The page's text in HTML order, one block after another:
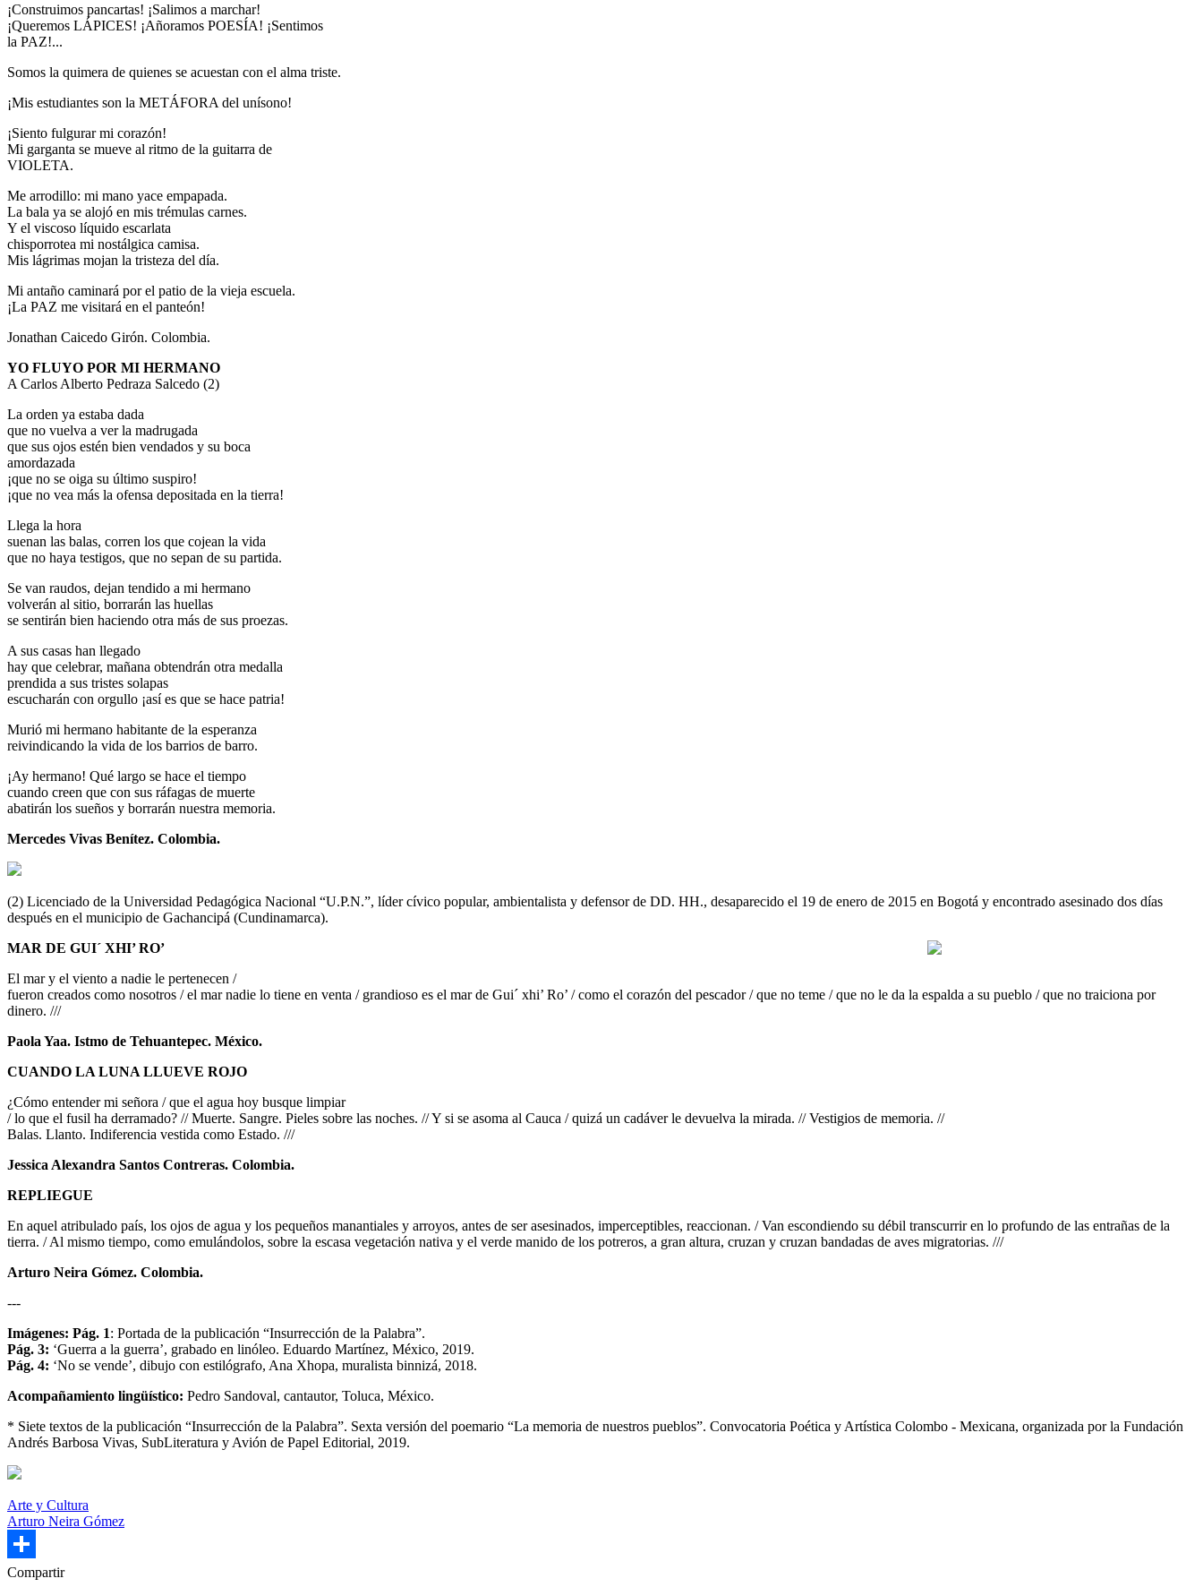
¡Construimos pancartas! ¡Salimos a marchar!
¡Queremos LÁPICES! ¡Añoramos POESÍA! ¡Sentimos
la PAZ!...
Somos la quimera de quienes se acuestan con el alma triste.
¡Mis estudiantes son la METÁFORA del unísono!
¡Siento fulgurar mi corazón!
Mi garganta se mueve al ritmo de la guitarra de
VIOLETA.
Me arrodillo: mi mano yace empapada.
La bala ya se alojó en mis trémulas carnes.
Y el viscoso líquido escarlata
chisporrotea mi nostálgica camisa.
Mis lágrimas mojan la tristeza del día.
Mi antaño caminará por el patio de la vieja escuela.
¡La PAZ me visitará en el panteón!
Jonathan Caicedo Girón. Colombia.
YO FLUYO POR MI HERMANO
A Carlos Alberto Pedraza Salcedo (2)
La orden ya estaba dada
que no vuelva a ver la madrugada
que sus ojos estén bien vendados y su boca
amordazada
¡que no se oiga su último suspiro!
¡que no vea más la ofensa depositada en la tierra!
Llega la hora
suenan las balas, corren los que cojean la vida
que no haya testigos, que no sepan de su partida.
Se van raudos, dejan tendido a mi hermano
volverán al sitio, borrarán las huellas
se sentirán bien haciendo otra más de sus proezas.
A sus casas han llegado
hay que celebrar, mañana obtendrán otra medalla
prendida a sus tristes solapas
escucharán con orgullo ¡así es que se hace patria!
Murió mi hermano habitante de la esperanza
reivindicando la vida de los barrios de barro.
¡Ay hermano! Qué largo se hace el tiempo
cuando creen que con sus ráfagas de muerte
abatirán los sueños y borrarán nuestra memoria.
Mercedes Vivas Benítez. Colombia.
(2) Licenciado de la Universidad Pedagógica Nacional “U.P.N.”, líder cívico popular, ambientalista y defensor de DD. HH., desaparecido el 19 de enero de 2015 en Bogotá y encontrado asesinado dos días
después en el municipio de Gachancipá (Cundinamarca).
MAR DE GUI´ XHI’ RO’
El mar y el viento a nadie le pertenecen /
fueron creados como nosotros / el mar nadie lo tiene en venta / grandioso es el mar de Gui´ xhi’ Ro’ / como el corazón del pescador / que no teme / que no le da la espalda a su pueblo / que no traiciona por
dinero. ///
Paola Yaa. Istmo de Tehuantepec. México.
CUANDO LA LUNA LLUEVE ROJO
¿Cómo entender mi señora / que el agua hoy busque limpiar
/ lo que el fusil ha derramado? // Muerte. Sangre. Pieles sobre las noches. // Y si se asoma al Cauca / quizá un cadáver le devuelva la mirada. // Vestigios de memoria. //
Balas. Llanto. Indiferencia vestida como Estado. ///
Jessica Alexandra Santos Contreras. Colombia.
REPLIEGUE
En aquel atribulado país, los ojos de agua y los pequeños manantiales y arroyos, antes de ser asesinados, imperceptibles, reaccionan. / Van escondiendo su débil transcurrir en lo profundo de las entrañas de la
tierra. / Al mismo tiempo, como emulándolos, sobre la escasa vegetación nativa y el verde manido de los potreros, a gran altura, cruzan y cruzan bandadas de aves migratorias. ///
Arturo Neira Gómez. Colombia.
---
Imágenes: Pág. 1: Portada de la publicación “Insurrección de la Palabra”.
Pág. 3: ‘Guerra a la guerra’, grabado en linóleo. Eduardo Martínez, México, 2019.
Pág. 4: ‘No se vende’, dibujo con estilógrafo, Ana Xhopa, muralista binnizá, 2018.
Acompañamiento lingüístico: Pedro Sandoval, cantautor, Toluca, México.
* Siete textos de la publicación “Insurrección de la Palabra”. Sexta versión del poemario “La memoria de nuestros pueblos”. Convocatoria Poética y Artística Colombo - Mexicana, organizada por la Fundación
Andrés Barbosa Vivas, SubLiteratura y Avión de Papel Editorial, 2019.
Arte y Cultura
Arturo Neira Gómez
Share
Compartir